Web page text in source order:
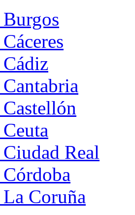
Real
Coruña